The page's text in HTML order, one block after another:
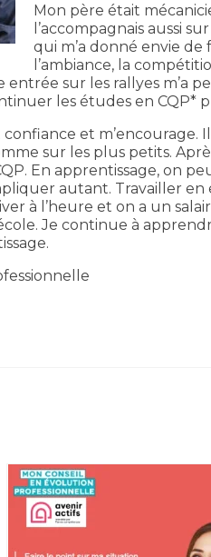
Mon père était
l’accompagnais aussi
qui m’a donné envie de
l’ambiance, la
sur les rallyes m’a
les études en CQP*
et
sur les plus petits.
En apprentissage, on
autant. Travailler
à l’heure et on a un
Je continue à